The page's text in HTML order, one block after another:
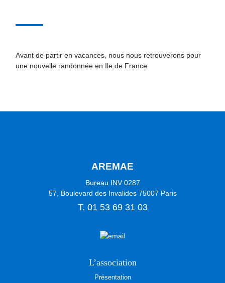
Avant de partir en vacances, nous nous retrouverons pour
une nouvelle randonnée en Ile de France.
AREMAE
Bureau INV 0287
57, Boulevard des Invalides 75007 Paris
T. 01 53 69 31 03
L’association
Présentation